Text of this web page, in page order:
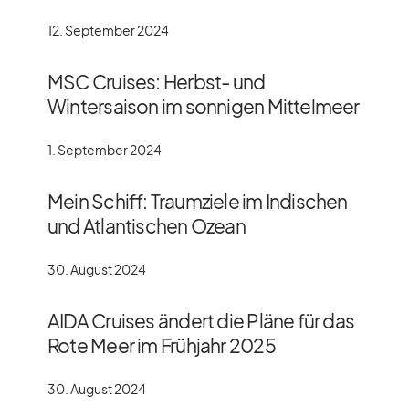
12. September 2024
MSC Cruises: Herbst- und
Wintersaison im sonnigen Mittelmeer
1. September 2024
Mein Schiff: Traumziele im Indischen
und Atlantischen Ozean
30. August 2024
AIDA Cruises ändert die Pläne für das
Rote Meer im Frühjahr 2025
30. August 2024